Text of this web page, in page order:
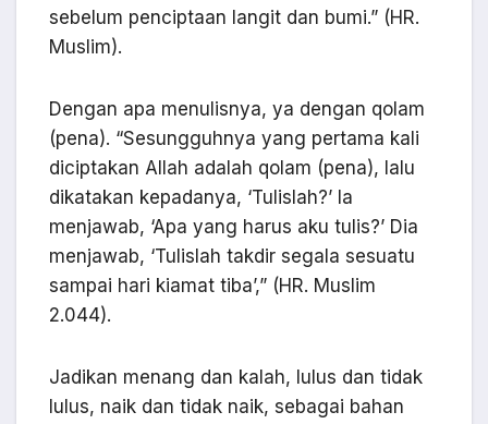
sebelum penciptaan langit dan bumi.” (HR.
Muslim).
Dengan apa menulisnya, ya dengan qolam
(pena). “Sesungguhnya yang pertama kali
diciptakan Allah adalah qolam (pena), lalu
dikatakan kepadanya, ‘Tulislah?’ Ia
menjawab, ‘Apa yang harus aku tulis?’ Dia
menjawab, ‘Tulislah takdir segala sesuatu
sampai hari kiamat tiba’,” (HR. Muslim
2.044).
Jadikan menang dan kalah, lulus dan tidak
lulus, naik dan tidak naik, sebagai bahan